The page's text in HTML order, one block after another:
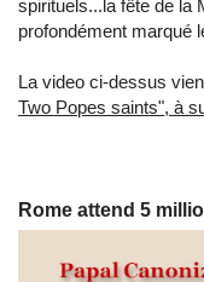
spirituels...la fête de la
profondément marqué
La video ci-dessus
Two Popes saints", à
Rome attend 5